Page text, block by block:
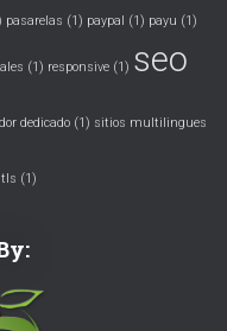
pasarelas (1) paypal (1) payu (1)
(1) responsive(1) seo
dedicado (1) sitios multilingues
tls (1)